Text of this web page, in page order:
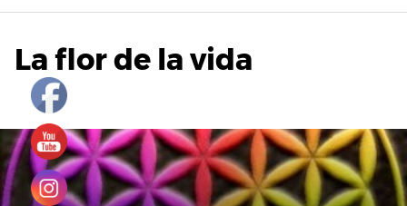
La flor de la vida